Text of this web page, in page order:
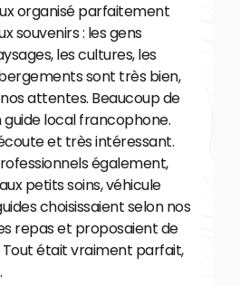
organisé parfaitement
souvenirs : les gens
les cultures, les
sont très bien,
attentes. Beaucoup de
guide local francophone.
et très intéressant.
également,
petits soins, véhicule
choisissaient selon nos
repas et proposaient de
Tout était vraiment parfait,